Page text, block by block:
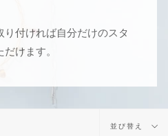
付ければ自分だけのスタ
けます。
並
並び替え